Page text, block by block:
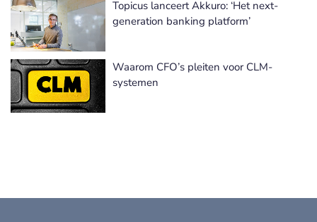
Topicus lanceert Akkuro: ‘Het next-
generation banking platform’
Waarom CFO’s pleiten voor CLM-
systemen